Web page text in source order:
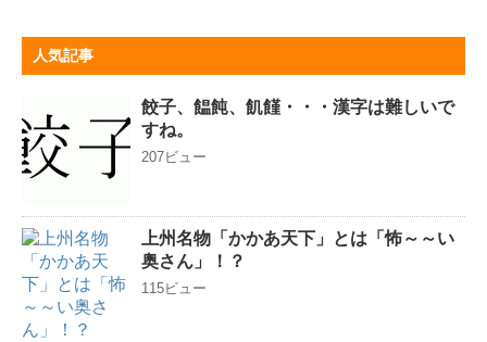
人気記事
餃子、饂飩、飢饉・・・漢字は難しいで
すね。
207ビュー
上州名物「かかあ天下」とは「怖～～い
奥さん」！？
115ビュー